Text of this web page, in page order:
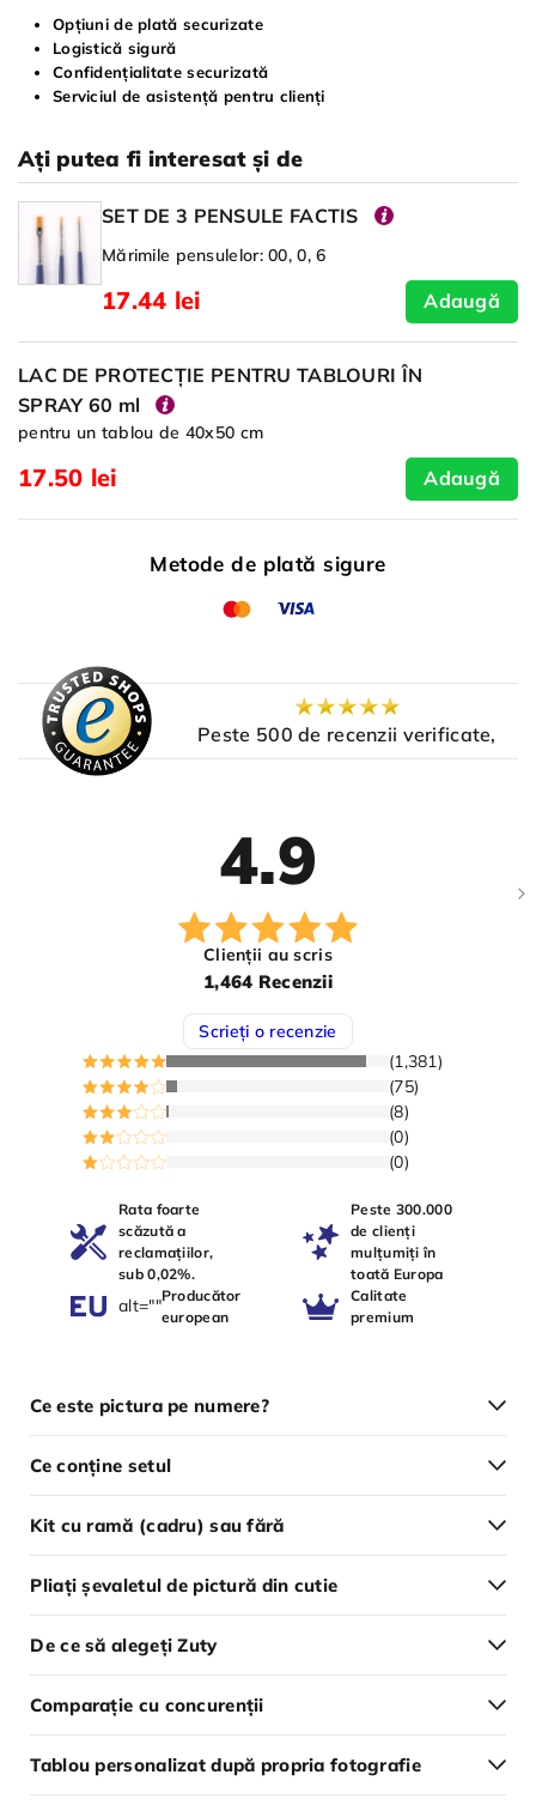
Opțiuni de plată securizate
Logistică sigură
Confidențialitate securizată
Serviciul de asistență pentru clienți
Ați putea fi interesat și de
SET DE 3 PENSULE FACTIS
Mărimile pensulelor: 00, 0, 6
17.44 lei Adaugă
LAC DE PROTECȚIE PENTRU TABLOURI ÎN
SPRAY 60 ml
pentru un tablou de 40x50 cm
17.50 lei Adaugă
Metode de plată sigure
Peste 500 de recenzii verificate,
4.9
Clienții au scris
1,464 Recenzii
Scrieți o recenzie
(1,381)
(75)
(8)
(0)
(0)
Rata foarte
scăzută a
reclamațiilor,
sub 0,02%.
Peste 300.000
de clienți
mulțumiți în
toată Europa
alt=""Producător
european
Calitate
premium
Ce este pictura pe numere?
Ce conține setul
Kit cu ramă (cadru) sau fără
Pliați șevaletul de pictură din cutie
De ce să alegeți Zuty
Comparație cu concurenții
Tablou personalizat după propria fotografie